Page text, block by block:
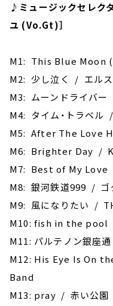
♪ミュージックセレク
ユ (Vo.Gt)］
M1: This Blue Moon
M2: 少し泣く / エル
M3: ムーンドライバ
M4: タイム・トラベル
M5: After The Love
M6: Brighter Day /
M7: Best of My
M8: 銀河鉄道999 / ゴ
M9: 風になりたい /
M10: fish in the pool
M11: パルテノン銀座
M12: His Eye Is On
Band
M13: pray / 赤い公園